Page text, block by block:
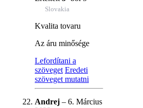
Slovakia
Kvalita tovaru
Az áru minősége
Lefordítani a
szöveget Eredeti
szöveget mutatni
Andrej – 6. Március